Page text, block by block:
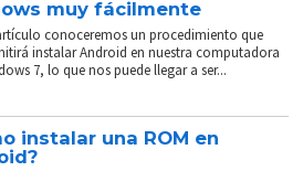
muy fácilmente
conoceremos un procedimiento que
instalar Android en nuestra computadora
7, lo que nos puede llegar a ser...
instalar una ROM en